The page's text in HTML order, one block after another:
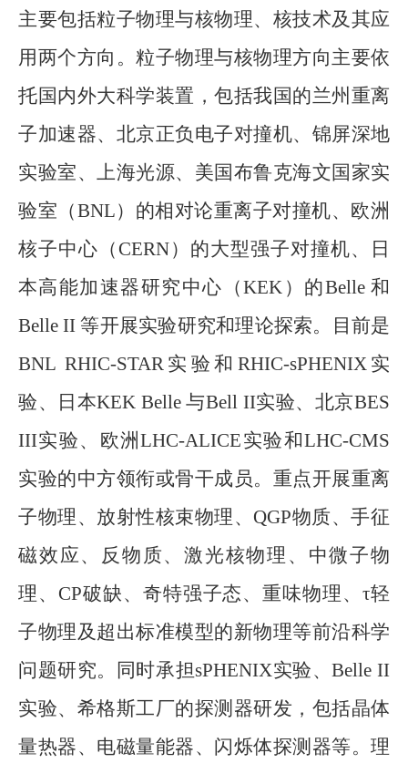
主要包括粒子物理与核物理、核技术及其应
用两个方向。粒子物理与核物理方向主要依
托国内外大科学装置，包括我国的兰州重离
子加速器、北京正负电子对撞机、锦屏深地
实验室、上海光源、美国布鲁克海文国家实
验室（BNL）的相对论重离子对撞机、欧洲
核子中心（ CERN）的大型强子对撞机、日
本高能加速器研究中心（KEK ）的Belle和
Belle II等开展实验研究和理论探索。目前是
BNL RHIC-STAR实验和 RHIC-sPHENIX实
验、日本KEK Belle与Bell II实验、北京BES
III实验、欧洲LHC-ALICE实验和LHC-CMS
实验的中方领衔或骨干成员。重点开展重离
子物理、放射性核束物理、 QGP物质、手征
磁效应、反物质、激光核物理、中微子物
理、 CP破缺、奇特强子态、重味物理、τ轻
子物理及超出标准模型的新物理等前沿科学
问题研究。同时承担sPHENIX实验、Belle II
实验、希格斯工厂的探测器研发，包括晶体
量热器、电磁量能器、闪烁体探测器等。理